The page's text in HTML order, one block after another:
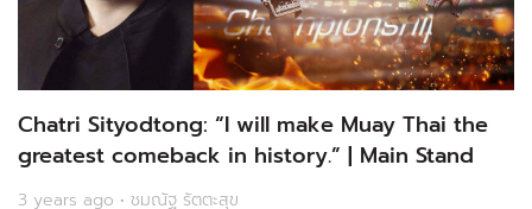
Chatri Sityodtong: “I will make Muay Thai the
greatest comeback in history.” | Main Stand
3 years ago • ชมณัฐ รัตตะสุข